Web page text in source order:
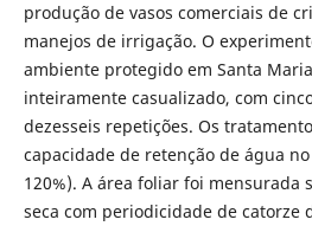
produção de vasos comerciais de
manejos de irrigação. O
ambiente protegido em Santa
inteiramente casualizado, com
dezesseis repetições. Os
capacidade de retenção de água
120%). A área foliar foi mensurada
seca com periodicidade de catorze